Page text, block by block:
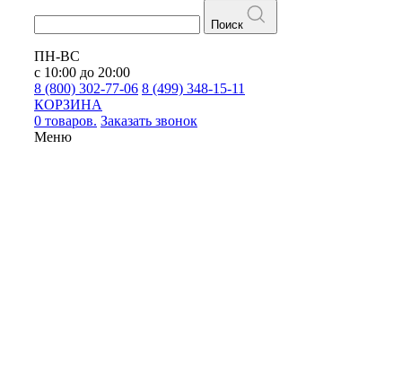
Поиск
ПН-ВС
с 10:00 до 20:00
8 (800) 302-77-06 8 (499) 348-15-11
КОРЗИНА
0 товаров. Заказать звонок
Меню